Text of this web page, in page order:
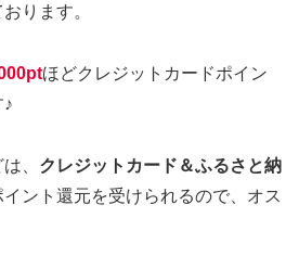
おります。
ほどクレジットカードポイン
、 クレジットカード＆ふるさと納
ント還元を受けられるので、オス